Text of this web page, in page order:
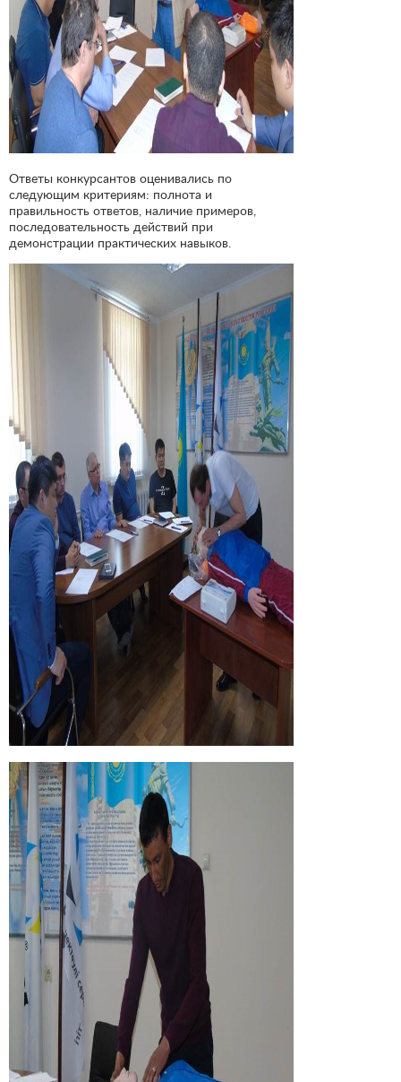
Ответы конкурсантов оценивались по
следующим критериям: полнота и
правильность ответов, наличие примеров,
последовательность действий при
демонстрации практических навыков.